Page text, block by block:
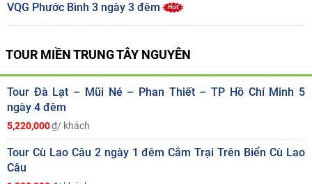
VQG Phước Bình 3 ngày 3 đêm
TOUR MIỀN TRUNG TÂY NGUYÊN
Tour Đà Lạt – Mũi Né – Phan Thiết – TP Hồ Chí Minh 5
ngày 4 đêm
5,220,000₫/ khách
Tour Cù Lao Câu 2 ngày 1 đêm Cắm Trại Trên Biển Cù Lao
Câu